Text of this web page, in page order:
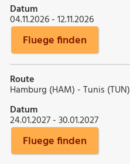
Datum
04.11.2026 - 12.11.2026
Fluege finden
Route
Hamburg (HAM) - Tunis (TUN)
Datum
24.01.2027 - 30.01.2027
Fluege finden